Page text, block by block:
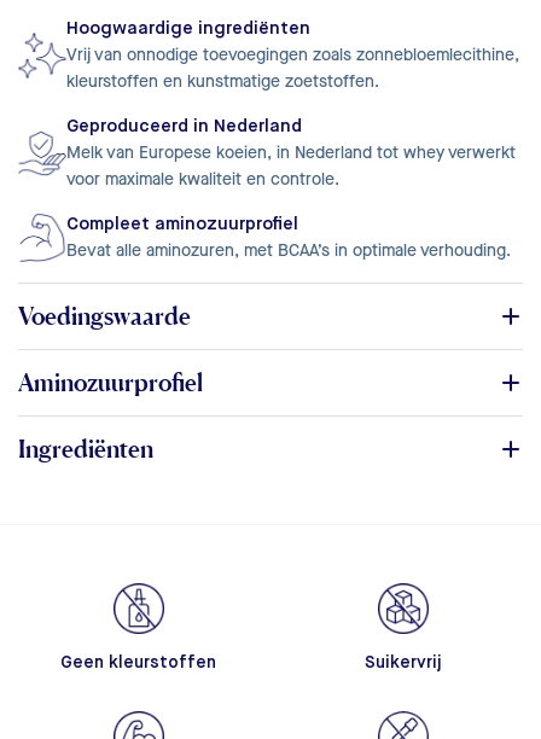
Hoogwaardige ingrediënten
Vrij van onnodige toevoegingen zoals zonnebloemlecithine,
kleurstoffen en kunstmatige zoetstoffen.
Geproduceerd in Nederland
Melk van Europese koeien, in Nederland tot whey verwerkt
voor maximale kwaliteit en controle.
Compleet aminozuurprofiel
Bevat alle aminozuren, met BCAA’s in optimale verhouding.
Voedingswaarde
Aminozuurprofiel
Ingrediënten
Geen kleurstoffen Suikervrij